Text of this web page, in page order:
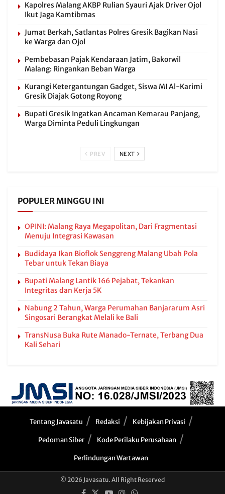
Kapolres Malang AKBP Rulian Syauri Ajak Driver Ojol
Ikut Jaga Kamtibmas
Jumat Berkah, Satlantas Polres Gresik Bagikan Nasi
ke Warga dan Ojol
Pembebasan Pajak Kendaraan Jatim, Bakorwil
Malang: Ringankan Beban Warga
Kurangi Ketergantungan Gadget, Siswa MI Al-Karimi
Gresik Diajak Gotong Royong
Bupati Gresik Ingatkan Ancaman Kemarau Panjang,
Warga Diminta Peduli Lingkungan
PREV NEXT
POPULER MINGGU INI
OPINI: Malang Raya Megapolitan, Dari Fragmentasi
Menuju Integrasi Kawasan
Budidaya Ikan Bioflok Senggreng Malang Ubah Pola
Tebar untuk Tekan Biaya
Bupati Malang Lantik 166 Pejabat, Tekankan
Integritas dan Kerja 5K
Nabung 2 Tahun, Warga Perumahan Banjararum Asri
Singosari Berangkat Melali ke Bali
TransNusa Buka Rute Manado-Ternate, Terbang Dua
Kali Sehari
Tentang Javasatu Redaksi Kebijakan Privasi
Pedoman Siber Kode Perilaku Perusahaan
Perlindungan Wartawan
© 2026 Javasatu. All Right Reserved